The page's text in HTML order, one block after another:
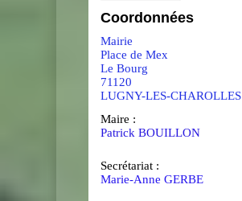
Coordonnées
Mairie
Place de Mex
Le Bourg
71120
LUGNY-LES-CHAROLLES
Maire :
Patrick BOUILLON
Secrétariat :
Marie-Anne GERBE